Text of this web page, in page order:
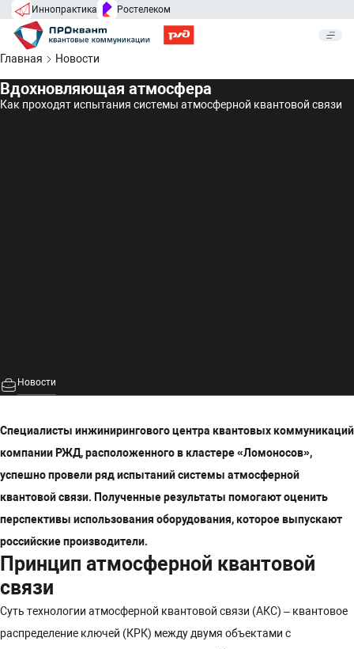
Иннопрактика Ростелеком
Главная Новости
Вдохновляющая атмосфера
Как проходят испытания системы атмосферной квантовой связи
Новости
Специалисты инжинирингового центра квантовых коммуникаций
компании РЖД, расположенного в кластере «Ломоносов»,
успешно провели ряд испытаний системы атмосферной
квантовой связи. Полученные результаты помогают оценить
перспективы использования оборудования, которое выпускают
российские производители.
Принцип атмосферной квантовой
связи
Суть технологии атмосферной квантовой связи (АКС) – квантовое
распределение ключей (КРК) между двумя объектами с